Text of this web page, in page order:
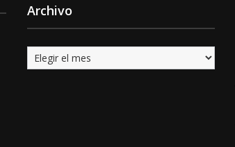
Archivo
Archivo